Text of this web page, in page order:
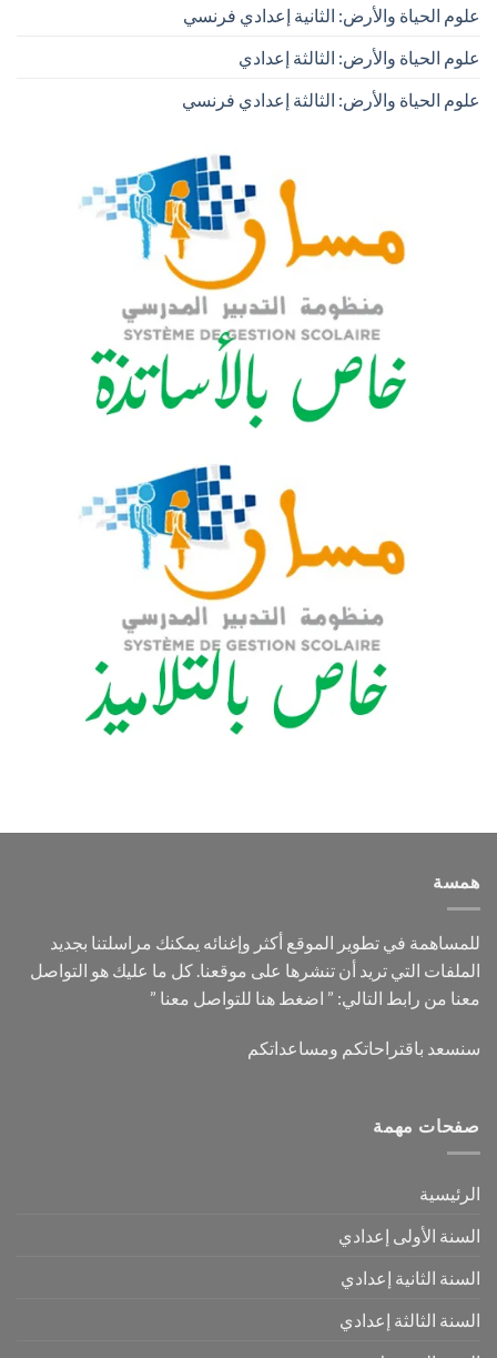
علوم الحياة والأرض: الثانية إعدادي فرنسي
علوم الحياة والأرض: الثالثة إعدادي
علوم الحياة والأرض: الثالثة إعدادي فرنسي
همسة
للمساهمة في تطوير الموقع أكثر وإغنائه يمكنك مراسلتنا بجديد
الملفات التي تريد أن تنشرها على موقعنا. كل ما عليك هو التواصل
معنا من رابط التالي: ” اضغط هنا للتواصل معنا ”
سنسعد باقتراحاتكم ومساعداتكم
صفحات مهمة
الرئيسية
السنة الأولى إعدادي
السنة الثانية إعدادي
السنة الثالثة إعدادي